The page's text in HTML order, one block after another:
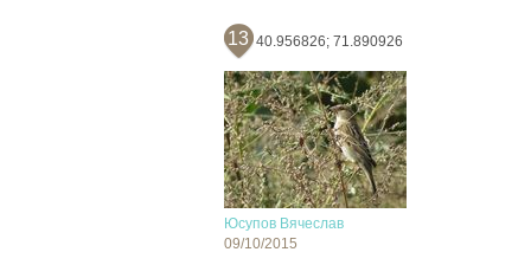
13 40.956826; 71.890926
Юсупов Вячеслав
09/10/2015